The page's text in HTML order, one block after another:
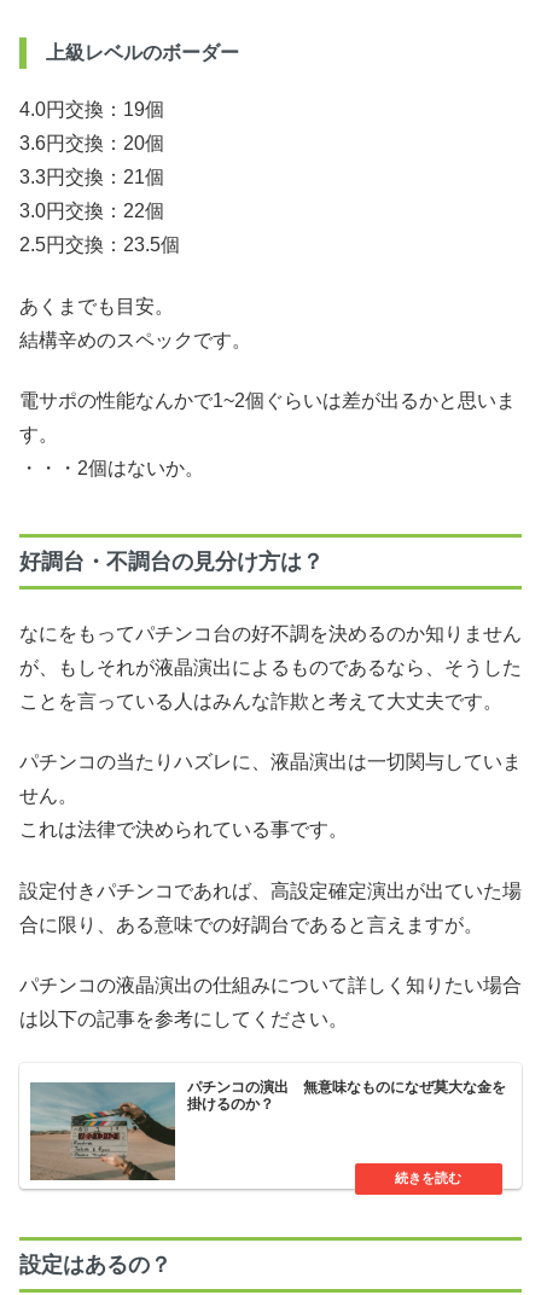
上級レベルのボーダー
4.0円交換：19個
3.6円交換：20個
3.3円交換：21個
3.0円交換：22個
2.5円交換：23.5個
あくまでも目安。
結構辛めのスペックです。
電サポの性能なんかで1~2個ぐらいは差が出るかと思いま
す。
・・・2個はないか。
好調台・不調台の見分け方は？
なにをもってパチンコ台の好不調を決めるのか知りません
が、もしそれが液晶演出によるものであるなら、そうした
ことを言っている人はみんな詐欺と考えて大丈夫です。
パチンコの当たりハズレに、液晶演出は一切関与していま
せん。
これは法律で決められている事です。
設定付きパチンコであれば、高設定確定演出が出ていた場
合に限り、ある意味での好調台であると言えますが。
パチンコの液晶演出の仕組みについて詳しく知りたい場合
は以下の記事を参考にしてください。
パチンコの演出 無意味なものになぜ莫大な金を
掛けるのか？
設定はあるの？